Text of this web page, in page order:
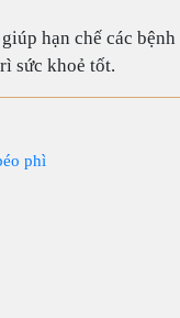
hạn chế các bệnh
sức khoẻ tốt.
phì